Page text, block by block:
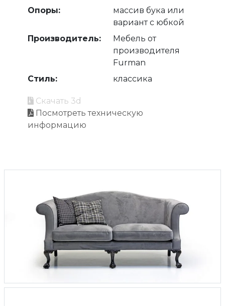
Опоры:
массив бука или
вариант с юбкой
Производитель:
Мебель от
производителя
Furman
Стиль:
классика
Скачать 3d
Посмотреть техническую
информацию